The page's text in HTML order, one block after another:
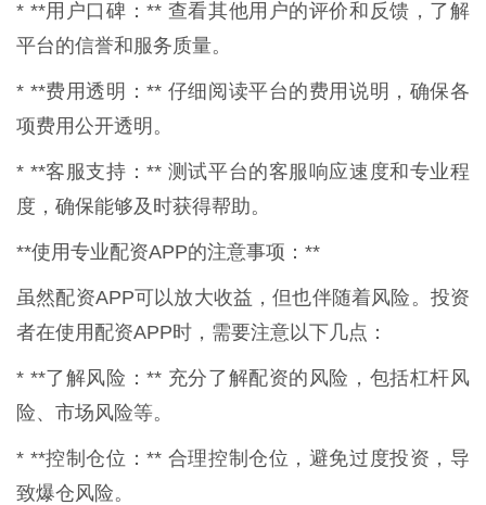
* **用户口碑：** 查看其他用户的评价和反馈，了解
平台的信誉和服务质量。
* **费用透明：** 仔细阅读平台的费用说明，确保各
项费用公开透明。
* **客服支持：** 测试平台的客服响应速度和专业程
度，确保能够及时获得帮助。
**使用专业配资APP的注意事项：**
虽然配资APP可以放大收益，但也伴随着风险。投资
者在使用配资APP时，需要注意以下几点：
* **了解风险：** 充分了解配资的风险，包括杠杆风
险、市场风险等。
* **控制仓位：** 合理控制仓位，避免过度投资，导
致爆仓风险。